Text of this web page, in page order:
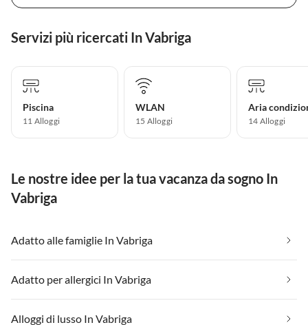
Servizi più ricercati In Vabriga
Piscina
11 Alloggi
WLAN
15 Alloggi
Aria
14 Alloggi
Le nostre idee per la tua vacanza da sogno In
Vabriga
Adatto alle famiglie In Vabriga
Adatto per allergici In Vabriga
Alloggi di lusso In Vabriga